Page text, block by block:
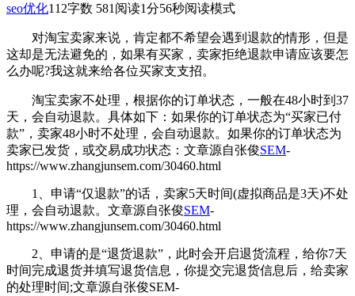
seo优化112字数 581 阅读1分56秒阅读模式
对淘宝卖家来说，肯定都不希望会遇到退款的情形，但是
这却是无法避免的，如果有买家 ，卖家拒绝退款申请应该要怎
么办呢?我这就来给各位买家支支招。
淘宝卖家不处理，根据你的订单状态，一般在48小时到37
天，会自动退款。具体如下：如果你的订单状态为“买家已付
款”，卖家48小时不处理，会自动退款。如果你的订单状态为
卖家已发货，或交易成功状态： 文章源自张俊SEM-
https://www.zhangjunsem.com/30460.html
1、申请“仅退款”的话，卖家5天时间(虚拟商品是3天)不处
理，会自动退款。 文章源自张俊SEM-
https://www.zhangjunsem.com/30460.html
2、申请的是“退货退款”，此时会开启退货流程，给你7天
时间完成退货并填写退货信息，你提交完退货信息后，给卖家
的处理时间;文章源自张俊SEM-